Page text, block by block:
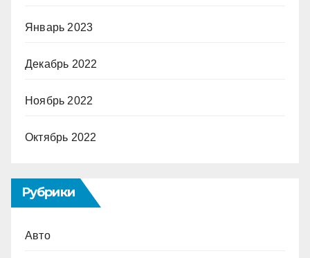
Январь 2023
Декабрь 2022
Ноябрь 2022
Октябрь 2022
Рубрики
Авто